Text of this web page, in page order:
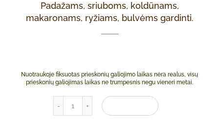
Padažams, sriuboms, koldūnams,
makaronams, ryžiams, bulvėms gardinti.
Nuotraukoje fiksuotas prieskonių galiojimo laikas nėra realus, visų
prieskonių galiojimas laikas ne trumpesnis negu vieneri metai.
produkto kiekis: Česnakinis prieskonių